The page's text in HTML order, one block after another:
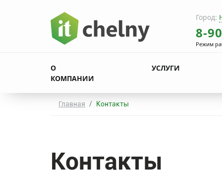
Город:
8-
Режим
О
КОМПАНИИ
УСЛУГИ
Главная Контакты
Контакты